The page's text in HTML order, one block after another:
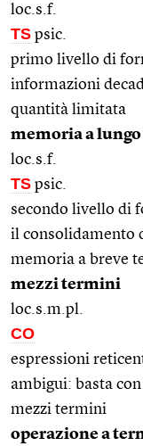
loc.s.f.
TS psic.
primo livello di
informazioni
quantità limitata
memoria a
loc.s.f.
TS psic.
secondo livello di
il consolidamento
memoria a breve
mezzi termini
loc.s.m.pl.
CO
espressioni
ambigui: basta
mezzi termini
operazione a